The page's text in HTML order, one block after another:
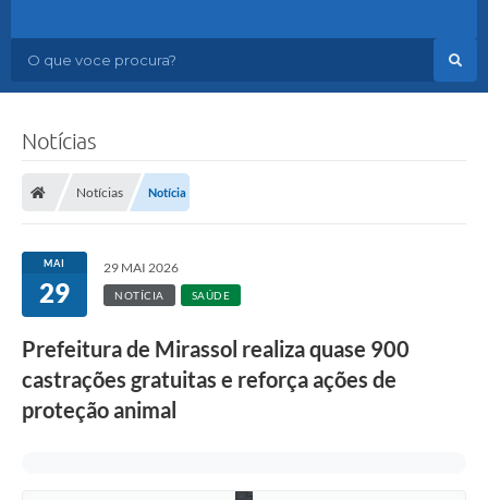
O que voce procura?
Notícias
Notícias Notícia
MAI
29
29 MAI 2026
NOTÍCIA SAÚDE
Prefeitura de Mirassol realiza quase 900
castrações gratuitas e reforça ações de
proteção animal
l
e
I